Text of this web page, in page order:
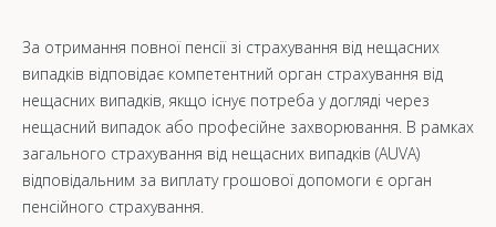
За отримання повної пенсії зі страхування від нещасних
випадків відповідає компетентний орган страхування від
нещасних випадків, якщо існує потреба у догляді через
нещасний випадок або професійне захворювання. В рамках
загального страхування від нещасних випадків (AUVA)
відповідальним за виплату грошової допомоги є орган
пенсійного страхування.